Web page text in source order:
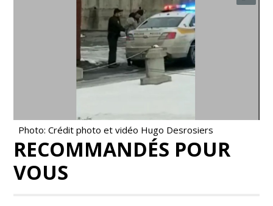
Photo: Crédit photo et vidéo Hugo Desrosiers
RECOMMANDÉS POUR
VOUS